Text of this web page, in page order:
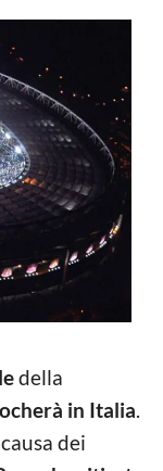
della
in Italia.
dei